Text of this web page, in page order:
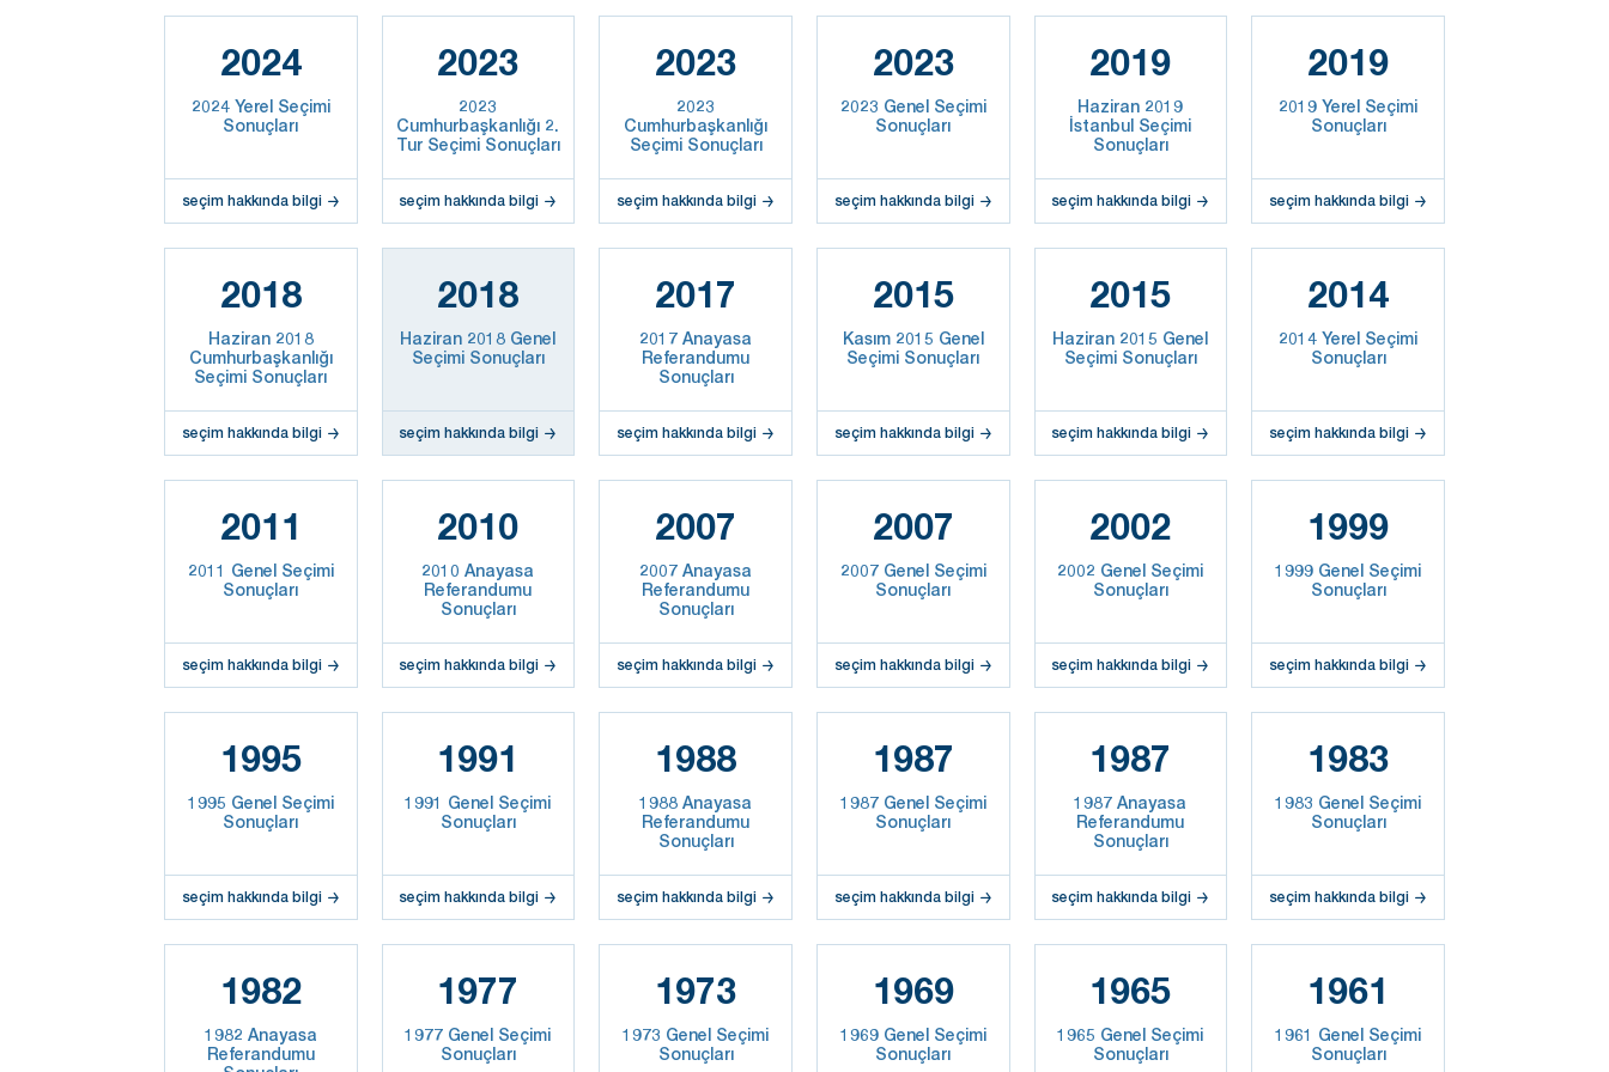
2024
2024 Yerel Seçimi
Sonuçları
seçim hakkında bilgi
2023
2023
Cumhurbaşkanlığı 2.
Tur Seçimi Sonuçları
seçim hakkında bilgi
2023
2023
Cumhurbaşkanlığı
Seçimi Sonuçları
seçim hakkında bilgi
2023
2023 Genel Seçimi
Sonuçları
seçim hakkında bilgi
2019
Haziran 2019
İstanbul Seçimi
Sonuçları
seçim hakkında bilgi
2019
2019 Yerel Seçimi
Sonuçları
seçim hakkında bilgi
2018
Haziran 2018
Cumhurbaşkanlığı
Seçimi Sonuçları
seçim hakkında bilgi
2018
Haziran 2018 Genel
Seçimi Sonuçları
seçim hakkında bilgi
2017
2017 Anayasa
Referandumu
Sonuçları
seçim hakkında bilgi
2015
Kasım 2015 Genel
Seçimi Sonuçları
seçim hakkında bilgi
2015
Haziran 2015 Genel
Seçimi Sonuçları
seçim hakkında bilgi
2014
2014 Yerel Seçimi
Sonuçları
seçim hakkında bilgi
2011
2011 Genel Seçimi
Sonuçları
seçim hakkında bilgi
2010
2010 Anayasa
Referandumu
Sonuçları
seçim hakkında bilgi
2007
2007 Anayasa
Referandumu
Sonuçları
seçim hakkında bilgi
2007
2007 Genel Seçimi
Sonuçları
seçim hakkında bilgi
2002
2002 Genel Seçimi
Sonuçları
seçim hakkında bilgi
1999
1999 Genel Seçimi
Sonuçları
seçim hakkında bilgi
1995
1995 Genel Seçimi
Sonuçları
seçim hakkında bilgi
1991
1991 Genel Seçimi
Sonuçları
seçim hakkında bilgi
1988
1988 Anayasa
Referandumu
Sonuçları
seçim hakkında bilgi
1987
1987 Genel Seçimi
Sonuçları
seçim hakkında bilgi
1987
1987 Anayasa
Referandumu
Sonuçları
seçim hakkında bilgi
1983
1983 Genel Seçimi
Sonuçları
seçim hakkında bilgi
1982
1982 Anayasa
Referandumu
1977
1977 Genel Seçimi
Sonuçları
1973
1973 Genel Seçimi
Sonuçları
1969
1969 Genel Seçimi
Sonuçları
1965
1965 Genel Seçimi
Sonuçları
1961
1961 Genel Seçimi
Sonuçları